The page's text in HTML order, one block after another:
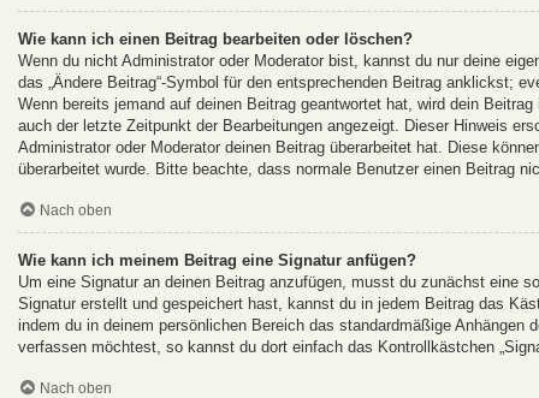
Wie kann ich einen Beitrag bearbeiten oder löschen?
Wenn du nicht Administrator oder Moderator bist, kannst du nur deine
das „Ändere Beitrag“-Symbol für den entsprechenden Beitrag anklickst;
Wenn bereits jemand auf deinen Beitrag geantwortet hat, wird dein
auch der letzte Zeitpunkt der Bearbeitungen angezeigt. Dieser Hinweis
Administrator oder Moderator deinen Beitrag überarbeitet hat. Diese
überarbeitet wurde. Bitte beachte, dass normale Benutzer einen Beitrag
Nach oben
Wie kann ich meinem Beitrag eine Signatur anfügen?
Um eine Signatur an deinen Beitrag anzufügen, musst du zunächst eine
Signatur erstellt und gespeichert hast, kannst du in jedem Beitrag das
indem du in deinem persönlichen Bereich das standardmäßige
verfassen möchtest, so kannst du dort einfach das Kontrollkästchen
Nach oben